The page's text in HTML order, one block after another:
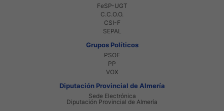
FeSP-UGT
C.C.O.O.
CSI-F
SEPAL
Grupos Políticos
PSOE
PP
VOX
Diputación Provincial de Almería
Sede Electrónica
Diputación Provincial de Almería